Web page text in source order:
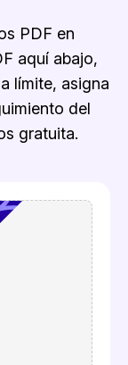
PDF en
aquí abajo,
límite, asigna
del
gratuita.